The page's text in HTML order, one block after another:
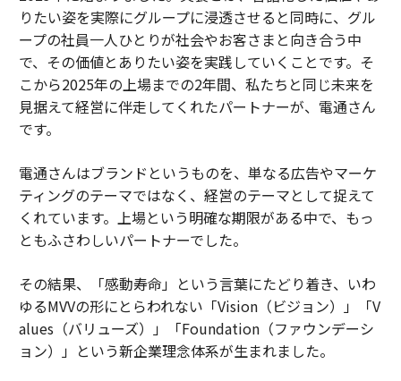
りたい姿を実際にグループに浸透させると同時に、グル
ープの社員一人ひとりが社会やお客さまと向き合う中
で、その価値とありたい姿を実践していくことです。そ
こから2025年の上場までの2年間、私たちと同じ未来を
見据えて経営に伴走してくれたパートナーが、電通さん
です。
電通さんはブランドというものを、単なる広告やマーケ
ティングのテーマではなく、経営のテーマとして捉えて
くれています。上場という明確な期限がある中で、もっ
ともふさわしいパートナーでした。
その結果、「感動寿命」という言葉にたどり着き、いわ
ゆるMVVの形にとらわれない「Vision（ビジョン）」「V
alues（バリューズ）」「Foundation（ファウンデーシ
ョン）」という新企業理念体系が生まれました。